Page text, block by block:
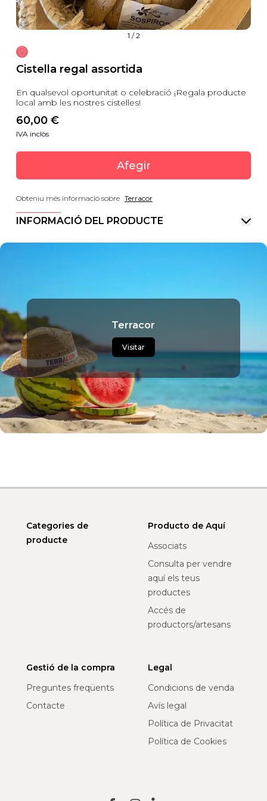
1 /2
Cistella regal assortida
En qualsevol oportunitat o celebració ¡Regala producte
local amb les nostres cistelles!
60,00 €
IVA inclòs
Afegir
Obteniu més informació sobre Terracor
INFORMACIÓ DEL PRODUCTE
Terracor
Visitar
Categories de
producte
Producto de Aquí
Associats
Consulta per vendre
aquí els teus
productes
Accés de
productors/artesans
Gestió de la compra
Preguntes freqüents
Contacte
Legal
Condicions de venda
Avís legal
Política de Privacitat
Política de Cookies